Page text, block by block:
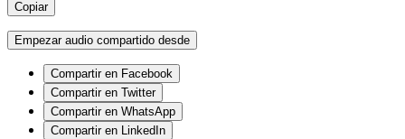
Copiar
Empezar audio compartido desde
Compartir en Facebook
Compartir en Twitter
Compartir en WhatsApp
Compartir en LinkedIn